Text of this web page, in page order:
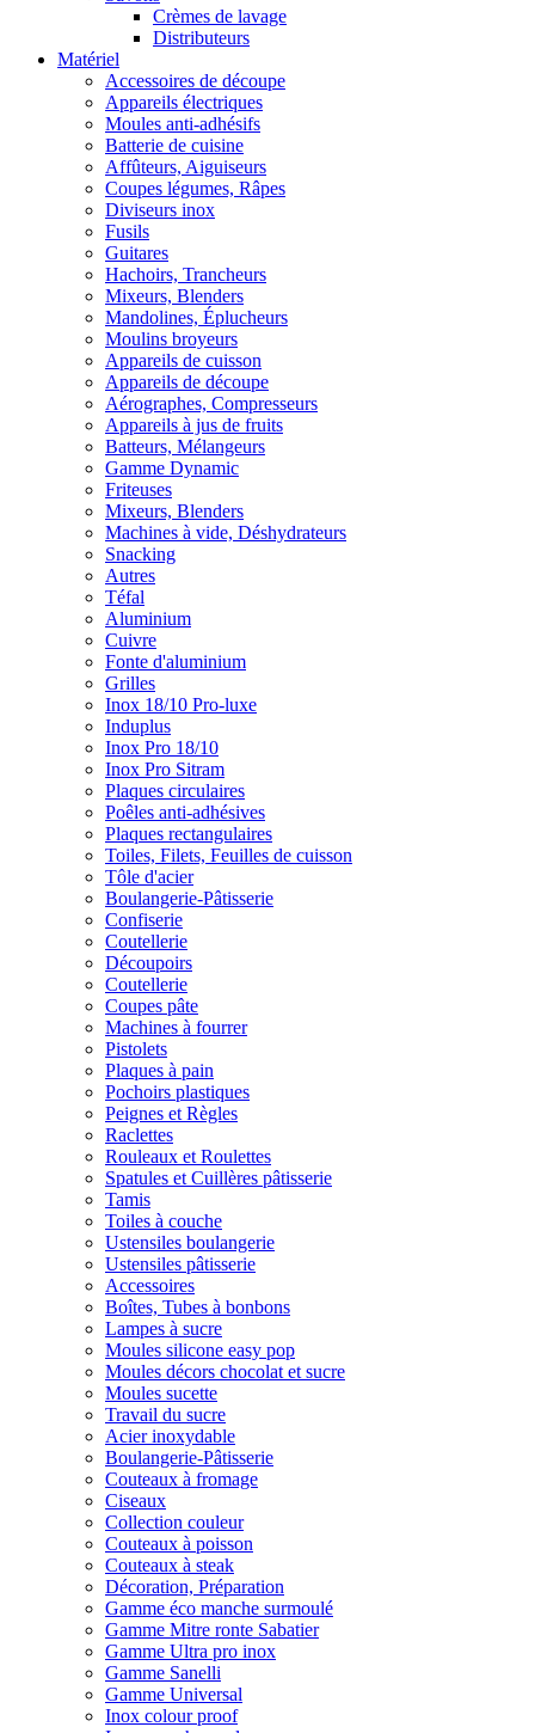
Crèmes de lavage
Distributeurs
Matériel
Accessoires de découpe
Appareils électriques
Moules anti-adhésifs
Batterie de cuisine
Affûteurs, Aiguiseurs
Coupes légumes, Râpes
Diviseurs inox
Fusils
Guitares
Hachoirs, Trancheurs
Mixeurs, Blenders
Mandolines, Éplucheurs
Moulins broyeurs
Appareils de cuisson
Appareils de découpe
Aérographes, Compresseurs
Appareils à jus de fruits
Batteurs, Mélangeurs
Gamme Dynamic
Friteuses
Mixeurs, Blenders
Machines à vide, Déshydrateurs
Snacking
Autres
Téfal
Aluminium
Cuivre
Fonte d'aluminium
Grilles
Inox 18/10 Pro-luxe
Induplus
Inox Pro 18/10
Inox Pro Sitram
Plaques circulaires
Poêles anti-adhésives
Plaques rectangulaires
Toiles, Filets, Feuilles de cuisson
Tôle d'acier
Boulangerie-Pâtisserie
Confiserie
Coutellerie
Découpoirs
Coutellerie
Coupes pâte
Machines à fourrer
Pistolets
Plaques à pain
Pochoirs plastiques
Peignes et Règles
Raclettes
Rouleaux et Roulettes
Spatules et Cuillères pâtisserie
Tamis
Toiles à couche
Ustensiles boulangerie
Ustensiles pâtisserie
Accessoires
Boîtes, Tubes à bonbons
Lampes à sucre
Moules silicone easy pop
Moules décors chocolat et sucre
Moules sucette
Travail du sucre
Acier inoxydable
Boulangerie-Pâtisserie
Couteaux à fromage
Ciseaux
Collection couleur
Couteaux à poisson
Couteaux à steak
Décoration, Préparation
Gamme éco manche surmoulé
Gamme Mitre ronte Sabatier
Gamme Ultra pro inox
Gamme Sanelli
Gamme Universal
Inox colour proof